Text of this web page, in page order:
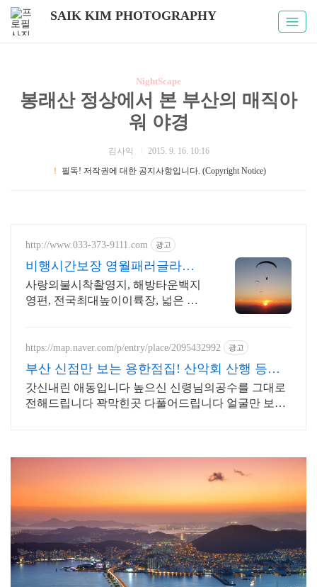
SAIK KIM PHOTOGRAPHY
NightScape
봉래산 정상에서 본 부산의 매직아
워 야경
김사익
2015. 9. 16. 10:16
！
필독! 저작권에 대한 공지사항입니다. (Copyright Notice)
http://www.033-373-9111.com 광고
비행시간보장 영월패러글라이
딩
사랑의불시착촬영지, 해방타운백지
영편, 전국최대높이이륙장, 넓은 전
https://map.naver.com/p/entry/place/2095432992 광고
부산 신점만 보는 용한점집! 산악회 산행 등반
정상등정
갓신내린 애동입니다 높으신 신령님의공수를 그대로
전해드립니다 꽉막힌곳 다풀어드립니다 얼굴만 보면